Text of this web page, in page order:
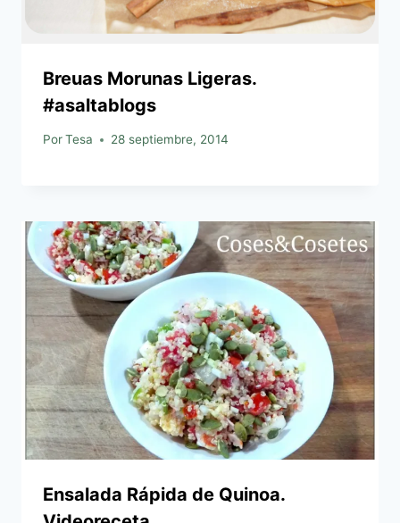
Breuas Morunas Ligeras.
#asaltablogs
PorTesa 28 septiembre, 2014
Ensalada Rápida de Quinoa.